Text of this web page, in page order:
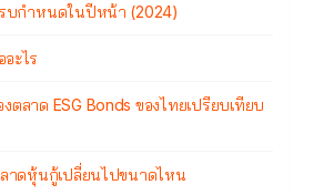
บกำหนดในปีหน้า (2024)
ะไร
ลาด ESG Bonds ของไทยเปรียบเทียบ
าดหุ้นกู้เปลี่ยนไปขนาดไหน